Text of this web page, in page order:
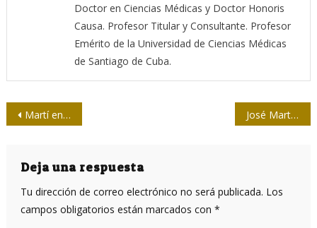
Doctor en Ciencias Médicas y Doctor Honoris
Causa. Profesor Titular y Consultante. Profesor
Emérito de la Universidad de Ciencias Médicas
de Santiago de Cuba.
Navegación
entradas
Martí en Fidel José Martí entre cubanos
Deja una respuesta
Tu dirección de correo electrónico no será publicada. Los
campos obligatorios están marcados con *